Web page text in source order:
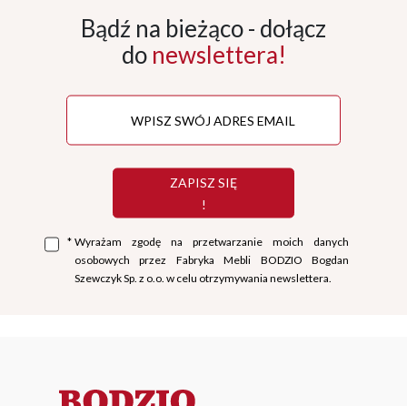
Bądź na bieżąco - dołącz
do newslettera!
ZAPISZ SIĘ
!
* Wyrażam zgodę na przetwarzanie moich danych
osobowych przez Fabryka Mebli BODZIO Bogdan
Szewczyk Sp. z o.o. w celu otrzymywania newslettera.